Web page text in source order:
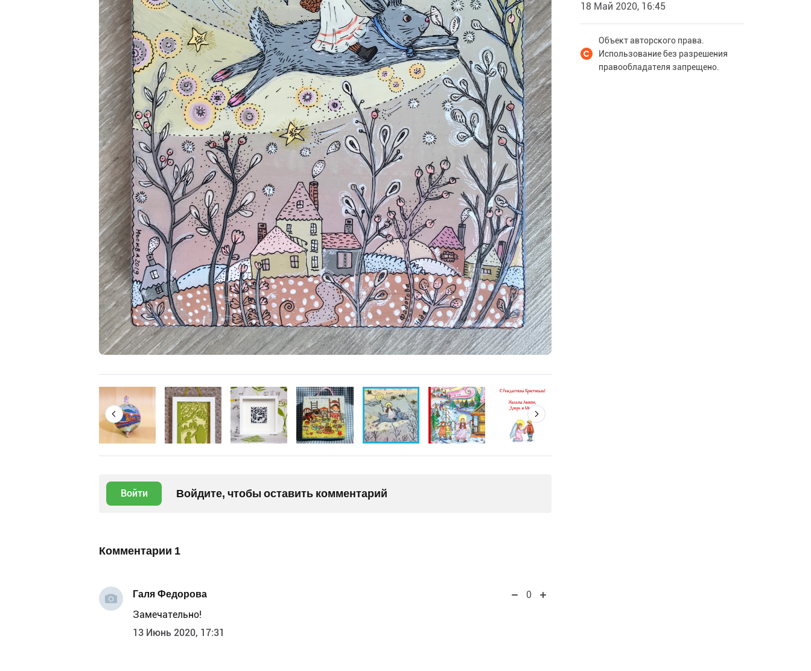
Войти Войдите, чтобы оставить комментарий
Комментарии 1
Галя Федорова
0
Замечательно!
13 Июнь 2020, 17:31
18 Май 2020, 16:45
Объект авторского права.
Использование без разрешения
правообладателя запрещено.